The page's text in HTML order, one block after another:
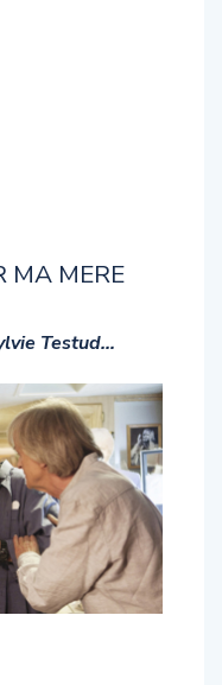
MA MERE
Testud…